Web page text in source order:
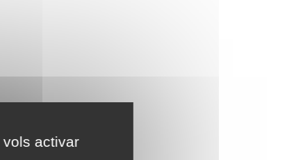
activar